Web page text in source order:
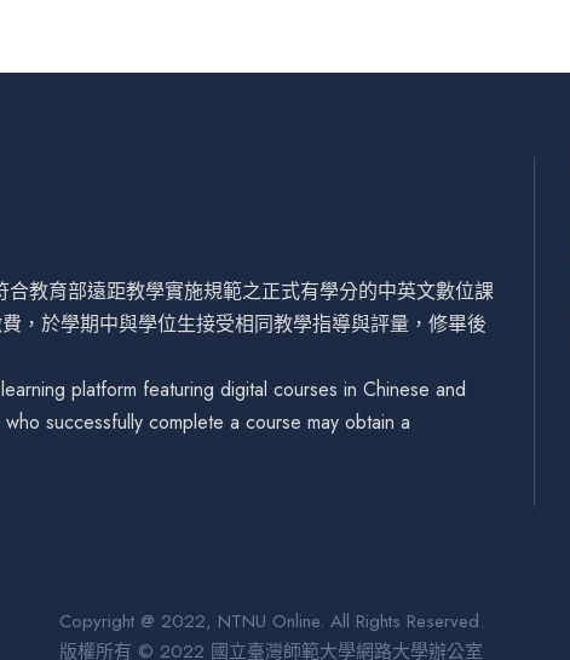
教育部遠距教學實施規範之正式有學分的中英文數位課
，於學期中與學位生接受相同教學指導與評量，修畢後
platform featuring digital courses in Chinese and
successfully complete a course may obtain a
Copyright @ 2022, NTNU Online. All Rights Reserved.
版權所有 © 2022 國立臺灣師範大學網路大學辦公室